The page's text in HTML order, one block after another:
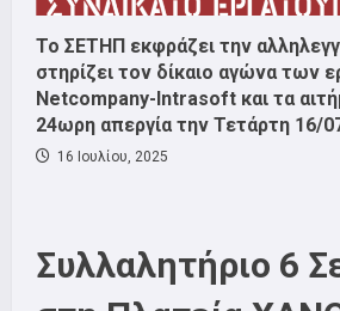
Το ΣΕΤΗΠ εκφράζει την
στηρίζει τον δίκαιο αγώνα των
Netcompany-Intrasoft και τα
24ωρη απεργία την Τετάρτη 16/
16 Ιουλίου, 2025
Συλλαλητήριο 6